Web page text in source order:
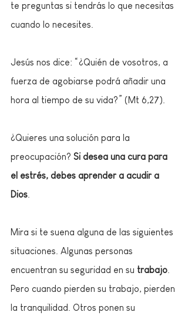
te preguntas si tendrás lo que necesitas
cuando lo necesites.
Jesús nos dice: “¿Quién de vosotros, a
fuerza de agobiarse podrá añadir una
hora al tiempo de su vida?” (Mt 6,27).
¿Quieres una solución para la
preocupación? Si desea una cura para
el estrés, debes aprender a acudir a
Dios
Mira si te suena alguna de las siguientes
situaciones. Algunas personas
encuentran su seguridad en su trabajo
Pero cuando pierden su trabajo, pierden
la tranquilidad. Otros ponen su